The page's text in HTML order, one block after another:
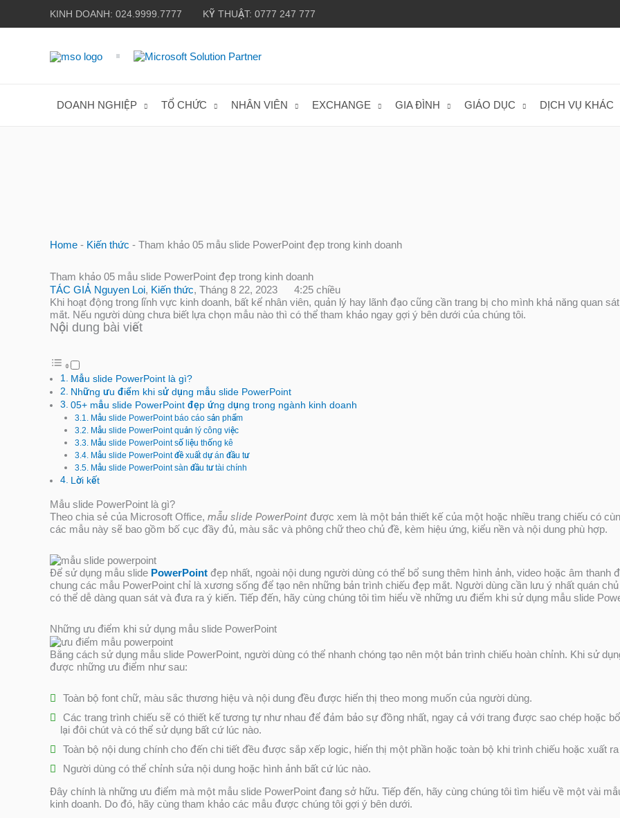
nội
KINH DOANH: 024.9999.7777 KỸ THUẬT: 0777 247 777
DOANH NGHIỆP TỔ CHỨC NHÂN VIÊN EXCHANGE GIA ĐÌNH GIÁO DỤC DỊCH VỤ KHÁC
Home - Kiến thức - Tham khảo 05 mẫu slide PowerPoint đẹp trong kinh doanh
Tham khảo 05 mẫu slide PowerPoint đẹp trong kinh doanh
TÁC GIẢ Nguyen Loi, Kiến thức, Tháng 8 22, 2023
4:25 chiều
Khi hoạt động trong lĩnh vực kinh doanh, bất kể nhân viên, quản lý hay lãnh đạo cũng cần trang bị cho mình khả năng quan
mắt. Nếu người dùng chưa biết lựa chọn mẫu nào thì có thể tham khảo ngay gợi ý bên dưới của chúng tôi.
Nội dung bài viết
Mẫu slide PowerPoint là gì?
Những ưu điểm khi sử dụng mẫu slide PowerPoint
05+ mẫu slide PowerPoint đẹp ứng dụng trong ngành kinh doanh
Mẫu slide PowerPoint báo cáo sản phẩm
Mẫu slide PowerPoint quản lý công việc
Mẫu slide PowerPoint số liệu thống kê
Mẫu slide PowerPoint đề xuất dự án đầu tư
Mẫu slide PowerPoint sàn đầu tư tài chính
Lời kết
Mẫu slide PowerPoint là gì?
Theo chia sẻ của Microsoft Office, mẫu slide PowerPoint được xem là một bản thiết kế của một hoặc nhiều trang chiếu có
các mẫu này sẽ bao gồm bố cục đầy đủ, màu sắc và phông chữ theo chủ đề, kèm hiệu ứng, kiểu nền và nội dung phù hợp.
Để sử dụng mẫu slide PowerPoint đẹp nhất, ngoài nội dung người dùng có thể bổ sung thêm hình ảnh, video hoặc âm
chung các mẫu PowerPoint chỉ là xương sống để tạo nên những bản trình chiếu đẹp mắt. Người dùng cần lưu ý nhất quán
có thể dễ dàng quan sát và đưa ra ý kiến. Tiếp đến, hãy cùng chúng tôi tìm hiểu về những ưu điểm khi sử dụng mẫu slide
Những ưu điểm khi sử dụng mẫu slide PowerPoint
Bằng cách sử dụng mẫu slide PowerPoint, người dùng có thể nhanh chóng tạo nên một bản trình chiếu hoàn chỉnh. Khi sử
được những ưu điểm như sau:
Toàn bộ font chữ, màu sắc thương hiệu và nội dung đều được hiển thị theo mong muốn của người dùng.
Các trang trình chiếu sẽ có thiết kế tương tự như nhau để đảm bảo sự đồng nhất, ngay cả với trang được sao chép hoặc
lại đôi chút và có thể sử dụng bất cứ lúc nào.
Toàn bộ nội dung chính cho đến chi tiết đều được sắp xếp logic, hiển thị một phần hoặc toàn bộ khi trình chiếu hoặc xuất ra
Người dùng có thể chỉnh sửa nội dung hoặc hình ảnh bất cứ lúc nào.
Đây chính là những ưu điểm mà một mẫu slide PowerPoint đang sở hữu. Tiếp đến, hãy cùng chúng tôi tìm hiểu về một vài
kinh doanh. Do đó, hãy cùng tham khảo các mẫu được chúng tôi gợi ý bên dưới.